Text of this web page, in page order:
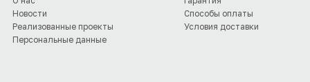
Новости
Реализованные проекты
Персональные данные
Способы оплаты
Условия доставки